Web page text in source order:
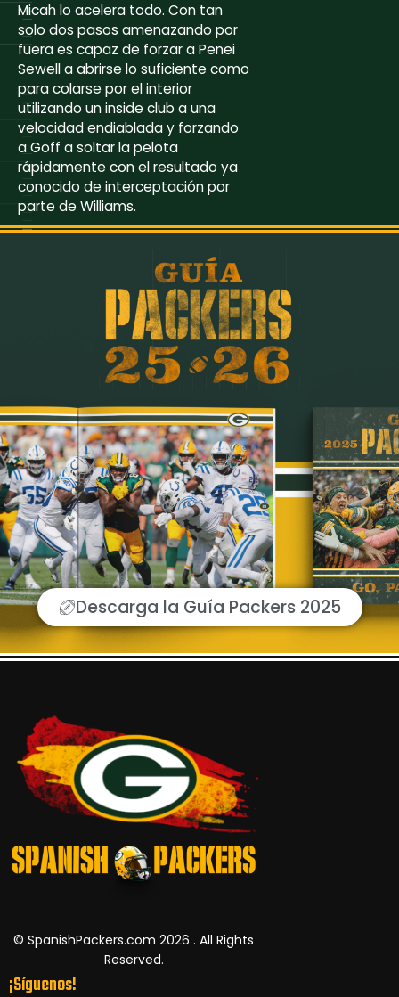
Micah lo acelera todo. Con tan
solo dos pasos amenazando por
fuera es capaz de forzar a Penei
Sewell a abrirse lo suficiente como
para colarse por el interior
utilizando un inside club a una
velocidad endiablada y forzando
a Goff a soltar la pelota
rápidamente con el resultado ya
conocido de interceptación por
parte de Williams.
Descarga la Guía Packers 2025
© SpanishPackers.com 2026 . All Rights
Reserved.
¡Síguenos!